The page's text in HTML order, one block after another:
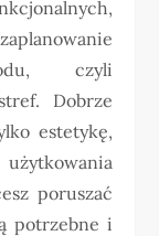
czyli
Dobrze
estetykę,
poruszać
potrzebne i